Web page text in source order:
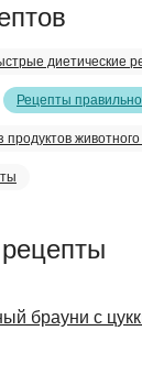
диетические
Рецепты
продуктов
брауни с